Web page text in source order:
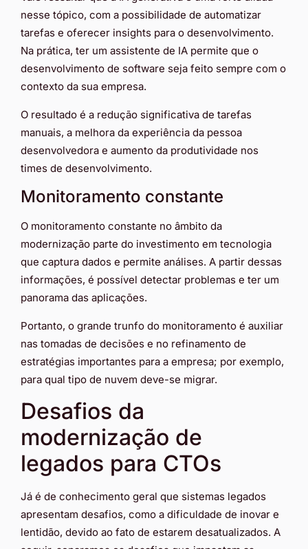
nesse tópico, com a possibilidade de automatizar
tarefas e oferecer insights para o desenvolvimento.
Na prática, ter um assistente de IA permite que o
desenvolvimento de software seja feito sempre com o
contexto da sua empresa.
O resultado é a redução significativa de tarefas
manuais, a melhora da experiência da pessoa
desenvolvedora e aumento da produtividade nos
times de desenvolvimento.
Monitoramento constante
O monitoramento constante no âmbito da
modernização parte do investimento em tecnologia
que captura dados e permite análises. A partir dessas
informações, é possível detectar problemas e ter um
panorama das aplicações.
Portanto, o grande trunfo do monitoramento é auxiliar
nas tomadas de decisões e no refinamento de
estratégias importantes para a empresa; por exemplo,
para qual tipo de nuvem deve-se migrar.
Desafios da
modernização de
legados para CTOs
Já é de conhecimento geral que sistemas legados
apresentam desafios, como a dificuldade de inovar e
lentidão, devido ao fato de estarem desatualizados. A